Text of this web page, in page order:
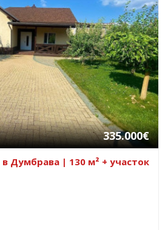
335.000€
Думбрава | 130 м² + участок